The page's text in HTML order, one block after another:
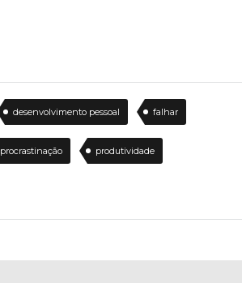
desenvolvimento pessoal falhar
procrastinação produtividade